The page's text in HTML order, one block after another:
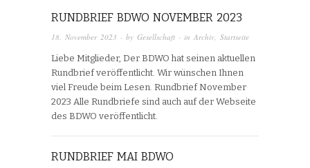
RUNDBRIEF BDWO NOVEMBER 2023
18. November 2023 · by Gesellschaft · in Archiv, Startseite
Liebe Mitglieder, Der BDWO hat seinen aktuellen
Rundbrief veröffentlicht. Wir wünschen Ihnen
viel Freude beim Lesen. Rundbrief November
2023 Alle Rundbriefe sind auch auf der Webseite
des BDWO veröffentlicht.
RUNDBRIEF MAI BDWO